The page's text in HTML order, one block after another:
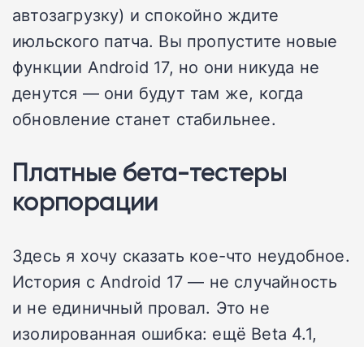
автозагрузку) и спокойно ждите
июльского патча. Вы пропустите новые
функции Android 17, но они никуда не
денутся — они будут там же, когда
обновление станет стабильнее.
Платные бета-тестеры
корпорации
Здесь я хочу сказать кое-что неудобное.
История с Android 17 — не случайность
и не единичный провал. Это не
изолированная ошибка: ещё Beta 4.1,